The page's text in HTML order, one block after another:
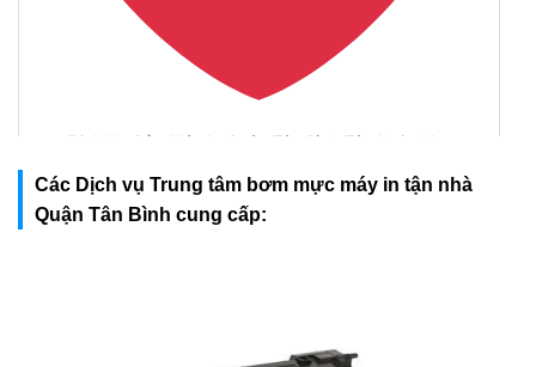
Các Dịch vụ Trung tâm bơm mực máy in tận nhà
Quận Tân Bình cung cấp: